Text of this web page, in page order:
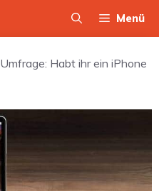
Menü
Habt ihr ein iPhone